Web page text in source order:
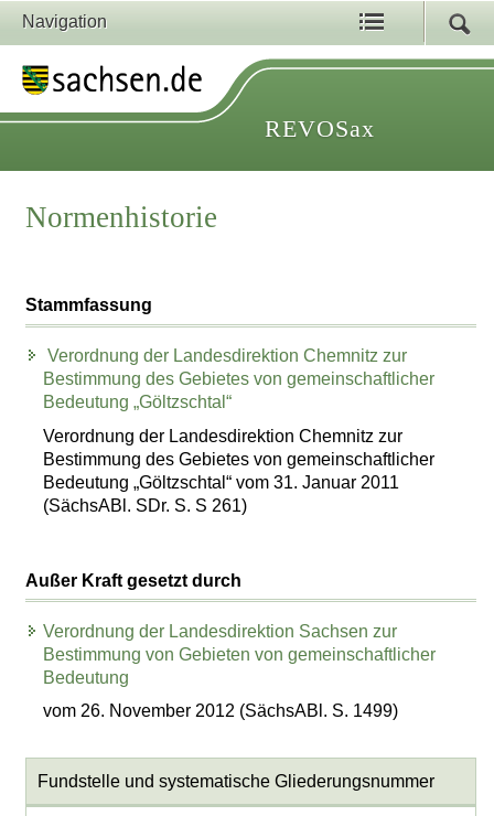
Navigation
REVOSax
Normenhistorie
Stammfassung
Verordnung der Landesdirektion Chemnitz zur
Bestimmung des Gebietes von gemeinschaftlicher
Bedeutung „Göltzschtal“
Verordnung der Landesdirektion Chemnitz zur
Bestimmung des Gebietes von gemeinschaftlicher
Bedeutung „Göltzschtal“ vom 31. Januar 2011
(SächsABl. SDr. S. S 261)
Außer Kraft gesetzt durch
Verordnung der Landesdirektion Sachsen zur
Bestimmung von Gebieten von gemeinschaftlicher
Bedeutung
vom 26. November 2012 (SächsABl. S. 1499)
Fundstelle und systematische Gliederungsnummer